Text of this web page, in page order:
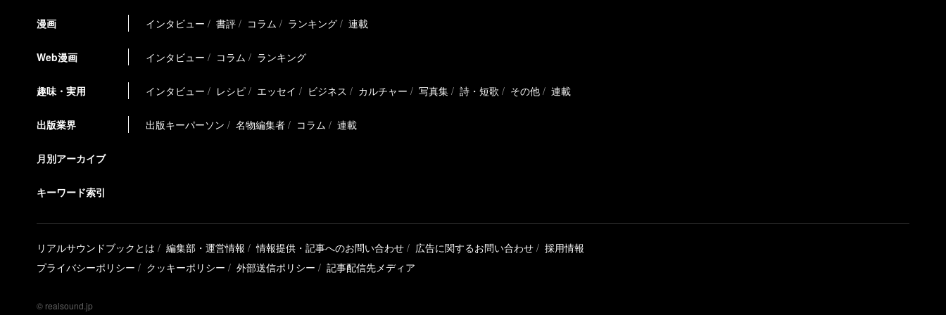
漫画 インタビュー 書評 コラム ランキング 連載
Web漫画 インタビュー コラム ランキング
趣味・実用 インタビュー レシピ エッセイ ビジネス カルチャー 写真集 詩・短歌 その他 連載
出版業界 出版キーパーソン 名物編集者 コラム 連載
月別アーカイブ
キーワード索引
リアルサウンドブックとは 編集部・運営情報 情報提供・記事へのお問い合わせ 広告に関するお問い合わせ
採用情報
プライバシーポリシー
クッキーポリシー 外部送信ポリシー 記事配信先メディア
© realsound.jp